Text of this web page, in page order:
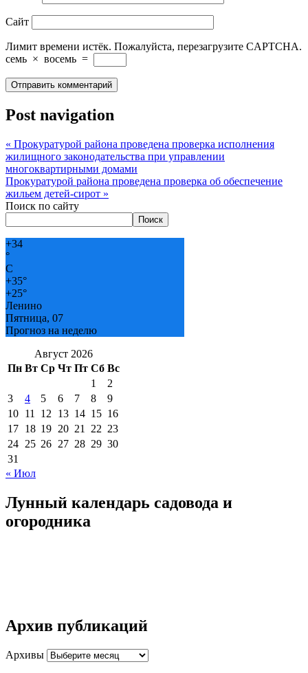
Сайт
Лимит времени истёк. Пожалуйста, перезагрузите CAPTCHA.
семь × восемь =
Post navigation
« Прокуратурой района проведена проверка исполнения
жилищного законодательства при управлении
многоквартирными домами
Прокуратурой района проведена проверка об обеспечение
жильем детей-сирот »
Поиск по сайту
Поиск
+34
°
C
+35°
+25°
Ленино
Пятница, 07
Прогноз на неделю
Август 2026
Пн Вт Ср Чт Пт Сб Вс
1
2
3
4 5 6 7 8
9
10 11 12 13 14 15 16
17 18 19 20 21 22 23
24 25 26 27 28 29 30
31
« Июл
Лунный календарь садовода и
огородника
Архив публикаций
Архивы